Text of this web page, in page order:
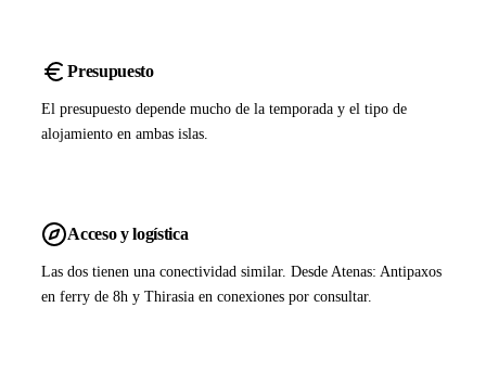
Presupuesto
El presupuesto depende mucho de la temporada y el tipo de
alojamiento en ambas islas.
Acceso y logística
Las dos tienen una conectividad similar. Desde Atenas: Antipaxos
en ferry de 8h y Thirasia en conexiones por consultar.